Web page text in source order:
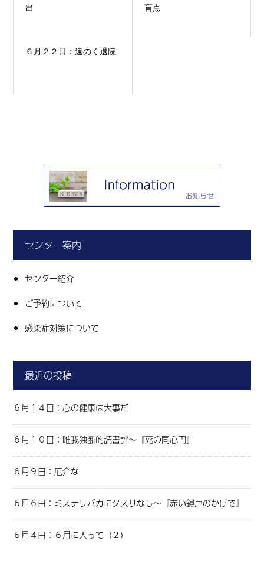
出
盲点
６月２２日：遠のく退院
センター案内
センター紹介
ご予約について
感染症対策について
最近の投稿
６月１４日：心の健康は大事だ
６月１０日：唯我独断的読書評～『死の同心円』
６月９日：厄介な
６月６日：ミステリバカにクスリなし～『赤い鎧戸のかげで』
６月４日：６月に入って（２）